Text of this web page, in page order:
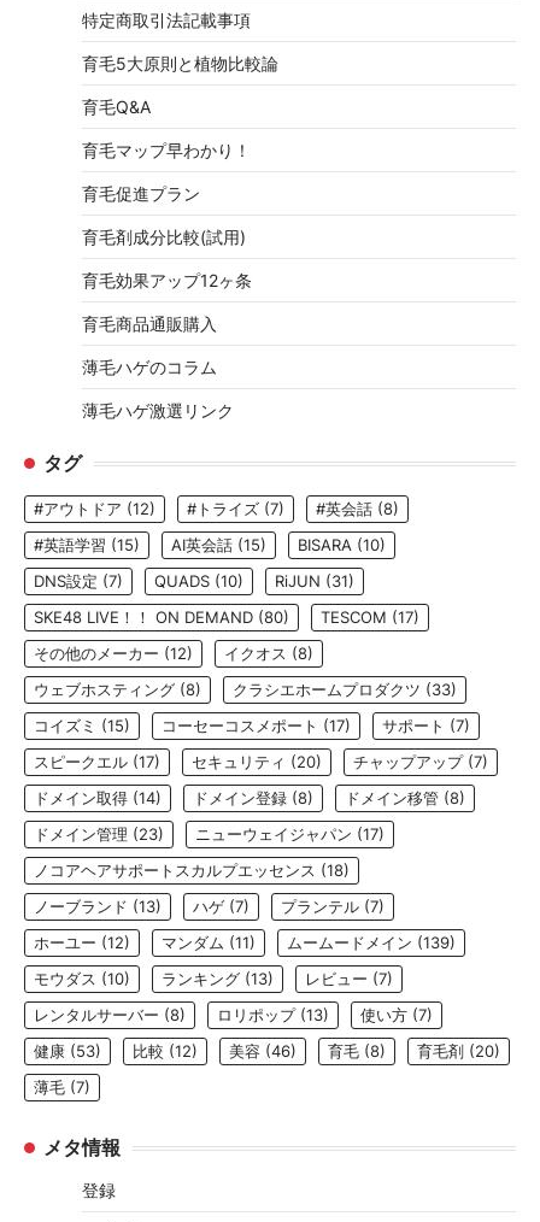
特定商取引法記載事項
育毛5大原則と植物比較論
育毛Q&A
育毛マップ早わかり！
育毛促進プラン
育毛剤成分比較(試用)
育毛効果アップ12ヶ条
育毛商品通販購入
薄毛ハゲのコラム
薄毛ハゲ激選リンク
タグ
#アウトドア (12) #トライズ (7) #英会話 (8)
#英語学習 (15) AI英会話 (15) BISARA (10)
DNS設定 (7) QUADS (10) RiJUN (31)
SKE48 LIVE！！ ON DEMAND (80) TESCOM (17)
その他のメーカー (12) イクオス (8)
ウェブホスティング (8) クラシエホームプロダクツ (33)
コイズミ (15) コーセーコスメポート (17) サポート (7)
スピークエル (17) セキュリティ (20) チャップアップ(7)
ドメイン取得 (14) ドメイン登録 (8) ドメイン移管 (8)
ドメイン管理 (23) ニューウェイジャパン (17)
ノコアヘアサポートスカルプエッセンス (18)
ノーブランド (13) ハゲ (7) プランテル (7)
ホーユー (12) マンダム (11) ムームードメイン (139)
モウダス (10) ランキング (13) レビュー (7)
レンタルサーバー (8) ロリポップ(13) 使い方 (7)
健康 (53) 比較 (12) 美容 (46) 育毛 (8) 育毛剤 (20)
薄毛 (7)
メタ情報
登録